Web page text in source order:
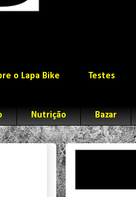
o Lapa Bike Testes
Nutrição Bazar